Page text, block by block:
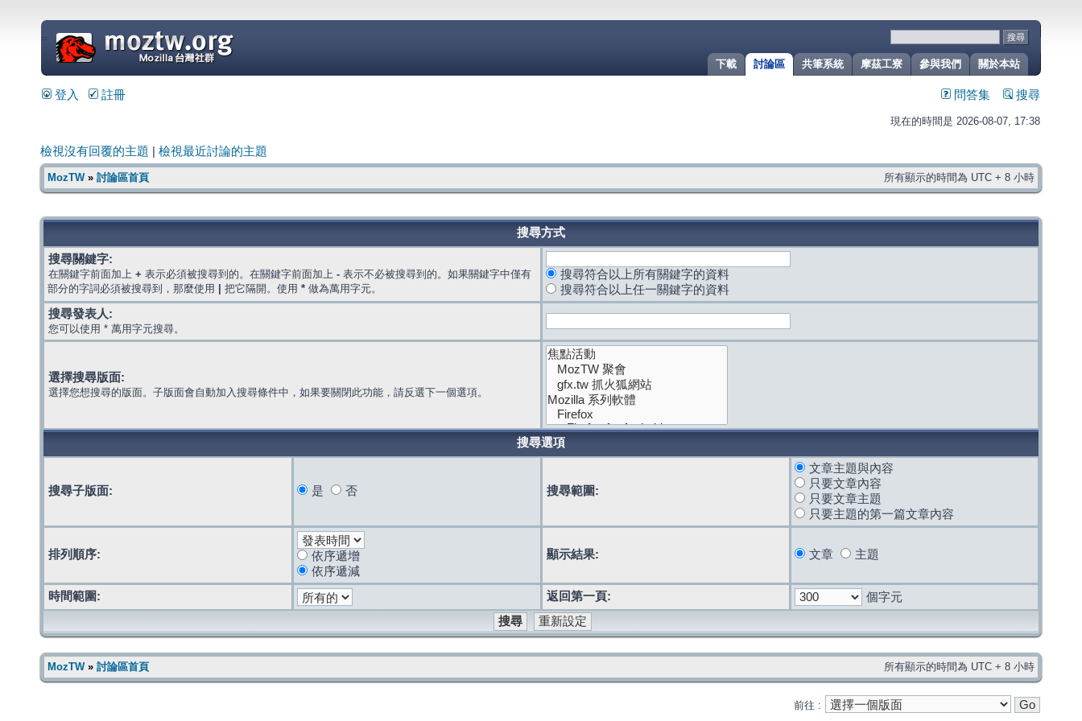
關於本站
參與我們
摩茲工寮
共筆系統
討論區
下載
=
登入 註冊 問答集 搜尋
現在的時間是 2026-08-07, 17:38
檢視沒有回覆的主題 檢視最近討論的主題
MozTW» 討論區首頁 所有顯示的時間為 UTC + 8 小時
搜尋方式
搜尋關鍵字:
在關鍵字前面加上 + 表示必須被搜尋到的。在關鍵字前面加上 - 表示不必被搜尋到的。如果關鍵字中僅有
部分的字詞必須被搜尋到，那麼使用
把它隔開。使用 * 做為萬用字元。
搜尋符合以上所有關鍵字的資料
搜尋符合以上任一關鍵字的資料
搜尋發表人:
您可以使用 * 萬用字元搜尋。
選擇搜尋版面:
選擇您想搜尋的版面。子版面會自動加入搜尋條件中，如果要關閉此功能，請反選下一個選項。
搜尋選項
搜尋子版面: 是 否 搜尋範圍:
文章主題與內容
只要文章內容
只要文章主題
只要主題的第一篇文章內容
排列順序:
依序遞增
依序遞減
顯示結果: 文章 主題
時間範圍: 返回第一頁: 個字元
MozTW» 討論區首頁 所有顯示的時間為 UTC + 8 小時
前往 :